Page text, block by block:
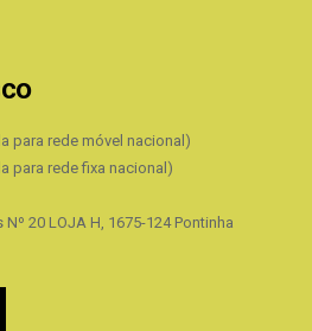
para rede móvel nacional)
para rede fixa nacional)
Nº 20 LOJA H, 1675-124 Pontinha